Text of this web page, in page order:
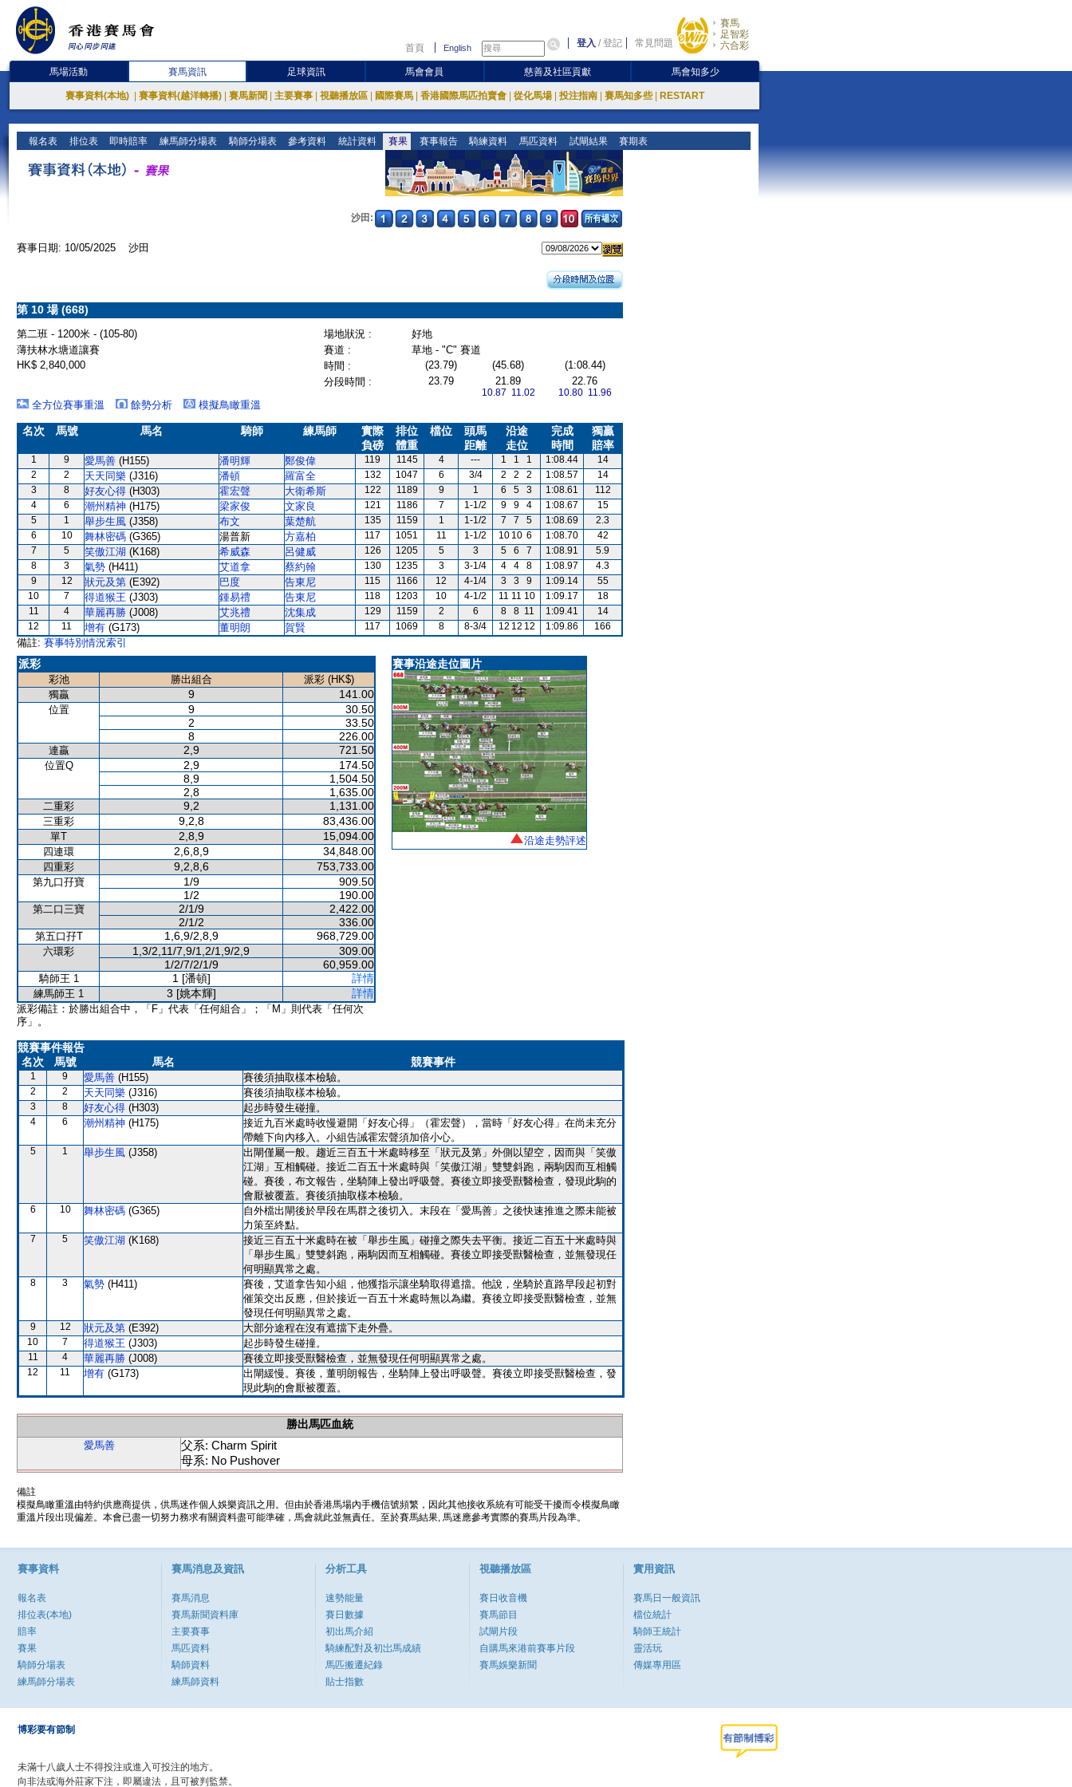
首頁 English 登入 /登記 常見問題
賽馬
足智彩
六合彩
馬場活動 賽馬資訊 足球資訊 馬會會員 慈善及社區貢獻 馬會知多少
賽事資料(本地) 賽事資料(越洋轉播) 賽馬新聞 主要賽事 視聽播放區 國際賽馬 香港國際馬匹拍賣會 從化馬場 投注指南 賽馬知多些 RESTART
報名表 排位表 即時賠率 練馬師分場表 騎師分場表 參考資料 統計資料 賽果 賽事報告 騎練資料 馬匹資料 試閘結果 賽期表
沙田:
賽事日期: 10/05/2025 沙田
第 10 場 (668)
第二班 - 1200米 - (105-80) 場地狀況 :
好地
薄扶林水塘道讓賽
賽道 :
草地 - "C" 賽道
HK$ 2,840,000
時間 : (23.79) (45.68)
(1:08.44)
分段時間 :
23.79 21.89
10.87 11.02
22.76
10.80 11.96
全方位賽事重溫 餘勢分析 模擬鳥瞰重溫
名次 馬號 馬名 騎師 練馬師
實際
負磅
排位
體重
檔位
頭馬
距離
沿途
走位
完成
時間
獨贏
賠率
1 9 愛馬善 (H155) 潘明輝 鄭俊偉 119 1145 4 --- 1 1 1 1:08.44
14
2
2 天天同樂 (J316) 潘頓 羅富全 132 1047 6 3/4 2 2 2 1:08.57
14
3
8 好友心得 (H303) 霍宏聲 大衛希斯 122 1189 9 1 6 5 3 1:08.61
112
4
6 潮州精神 (H175) 梁家俊 文家良 121 1186 7 1-1/2 9 9 4 1:08.67
15
5
1 舉步生風 (J358) 布文 葉楚航 135 1159 1 1-1/2 7 7 5 1:08.69
2.3
6
10 舞林密碼 (G365) 湯普新 方嘉柏 117 1051 11 1-1/2 10 10 6 1:08.70
42
7
5 笑傲江湖 (K168) 希威森 呂健威 126 1205 5 3 5 6 7 1:08.91
5.9
8
3 氣勢 (H411) 艾道拿 蔡約翰 130 1235 3 3-1/4 4 4 8 1:08.97
4.3
9
12 狀元及第 (E392) 巴度 告東尼 115 1166 12 4-1/4 3 3 9 1:09.14
55
10
7 得道猴王 (J303) 鍾易禮 告東尼 118 1203 10 4-1/2 11 11 10 1:09.17
18
11
4 華麗再勝 (J008) 艾兆禮 沈集成 129 1159 2 6 8 8 11 1:09.41
14
12
11 增有 (G173) 董明朗 賀賢 117 1069 8 8-3/4 12 12 12 1:09.86 166
備註: 賽事特別情況索引
派彩
彩池 勝出組合
派彩 (HK$)
獨贏
9 141.00
位置 9
30.50
2
33.50
8
226.00
連贏 2,9 721.50
位置Q 2,9
174.50
8,9
1,504.50
2,8
1,635.00
二重彩 9,2 1,131.00
三重彩 9,2,8 83,436.00
單T 2,8,9 15,094.00
四連環 2,6,8,9 34,848.00
四重彩 9,2,8,6 753,733.00
第九口孖寶 1/9
909.50
1/2
190.00
第二口三寶 2/1/9
2,422.00
2/1/2
336.00
第五口孖T 1,6,9/2,8,9 968,729.00
六環彩 1,3/2,11/7,9/1,2/1,9/2,9
309.00
1/2/7/2/1/9
60,959.00
騎師王 1 1 [潘頓] 詳情
練馬師王 1 3 [姚本輝] 詳情
派彩備註：於勝出組合中，「F」代表「任何組合」；「M」則代表「任何次
序」。
賽事沿途走位圖片
沿途走勢評述
競賽事件報告
名次
馬號 馬名 競賽事件
1 9 愛馬善 (H155) 賽後須抽取樣本檢驗。
2 2 天天同樂 (J316) 賽後須抽取樣本檢驗。
3 8 好友心得 (H303) 起步時發生碰撞。
4 6 潮州精神 (H175)
接近九百米處時收慢避開「好友心得」（霍宏聲），當時「好友心得」在尚未充分
帶離下向內移入。小組告誡霍宏聲須加倍小心。
5 1 舉步生風 (J358)
出閘僅屬一般。趨近三百五十米處時移至「狀元及第」外側以望空，因而與「笑傲
江湖」互相觸碰。接近二百五十米處時與「笑傲江湖」雙雙斜跑，兩駒因而互相觸
碰。賽後，布文報告，坐騎陣上發出呼吸聲。賽後立即接受獸醫檢查，發現此駒的
會厭被覆蓋。賽後須抽取樣本檢驗。
6 10 舞林密碼 (G365)
自外檔出閘後於早段在馬群之後切入。末段在「愛馬善」之後快速推進之際未能被
力策至終點。
7 5 笑傲江湖 (K168)
接近三百五十米處時在被「舉步生風」碰撞之際失去平衡。接近二百五十米處時與
「舉步生風」雙雙斜跑，兩駒因而互相觸碰。賽後立即接受獸醫檢查，並無發現任
何明顯異常之處。
8 3 氣勢 (H411)
賽後，艾道拿告知小組，他獲指示讓坐騎取得遮擋。他說，坐騎於直路早段起初對
催策交出反應，但於接近一百五十米處時無以為繼。賽後立即接受獸醫檢查，並無
發現任何明顯異常之處。
9 12 狀元及第 (E392) 大部分途程在沒有遮擋下走外疊。
10 7 得道猴王 (J303) 起步時發生碰撞。
11 4 華麗再勝 (J008) 賽後立即接受獸醫檢查，並無發現任何明顯異常之處。
12 11 增有 (G173)
出閘緩慢。賽後，董明朗報告，坐騎陣上發出呼吸聲。賽後立即接受獸醫檢查，發
現此駒的會厭被覆蓋。
勝出馬匹血統
愛馬善
父系: Charm Spirit
母系: No Pushover
備註
模擬鳥瞰重溫由特約供應商提供，供馬迷作個人娛樂資訊之用。但由於香港馬場內手機信號頻繁，因此其他接收系統有可能受干擾而令模擬鳥瞰
重溫片段出現偏差。本會已盡一切努力務求有關資料盡可能準確，馬會就此並無責任。至於賽馬結果, 馬迷應參考實際的賽馬片段為準。
賽事資料
報名表
排位表(本地)
賠率
賽果
騎師分場表
練馬師分場表
賽馬消息及資訊
賽馬消息
賽馬新聞資料庫
主要賽事
馬匹資料
騎師資料
練馬師資料
分析工具
速勢能量
賽日數據
初出馬介紹
騎練配對及初岀馬成績
馬匹搬遷紀錄
貼士指數
視聽播放區
賽日收音機
賽馬節目
試閘片段
自購馬來港前賽事片段
賽馬娛樂新聞
實用資訊
賽馬日一般資訊
檔位統計
騎師王統計
靈活玩
傳媒專用區
博彩要有節制
未滿十八歲人士不得投注或進入可投注的地方。
向非法或海外莊家下注，即屬違法，且可被判監禁。